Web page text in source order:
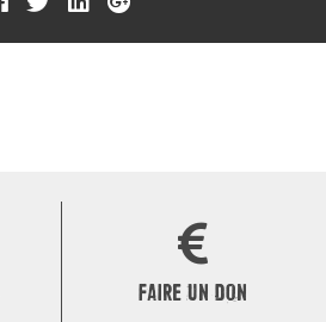
FAIRE UN DON